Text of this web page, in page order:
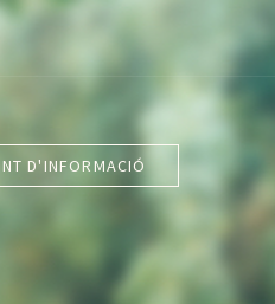
D'INFORMACIÓ